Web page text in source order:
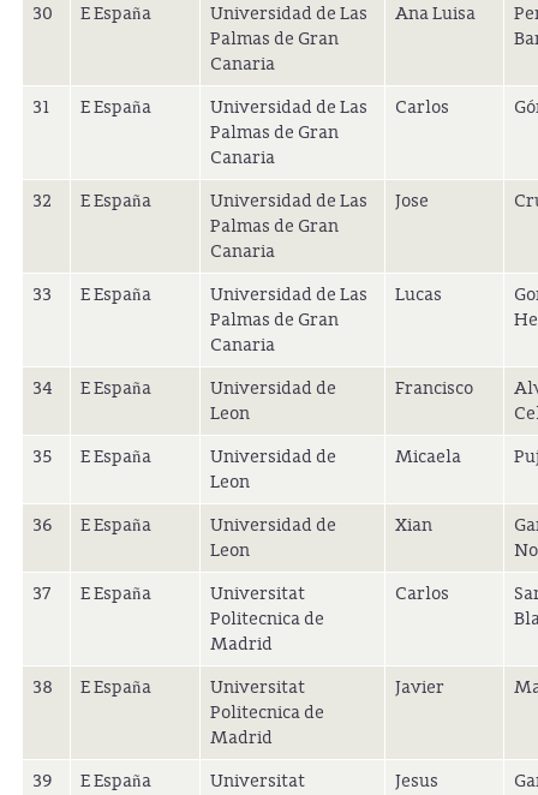
30 E España
Universidad de Las
Palmas de Gran
Canaria
Ana Luisa
31 E España
Universidad de Las
Palmas de Gran
Canaria
Carlos
32 E España
Universidad de Las
Palmas de Gran
Canaria
Jose
33 E España
Universidad de Las
Palmas de Gran
Canaria
Lucas
34 E España
Universidad de
Leon
Francisco
35
E España
Universidad de
Leon
Micaela
36 E España
Universidad de
Leon
Xian
37
E España
Universitat
Politecnica de
Madrid
Carlos
38 E España
Universitat
Politecnica de
Madrid
Javier
39 E España
Universitat
Jesus